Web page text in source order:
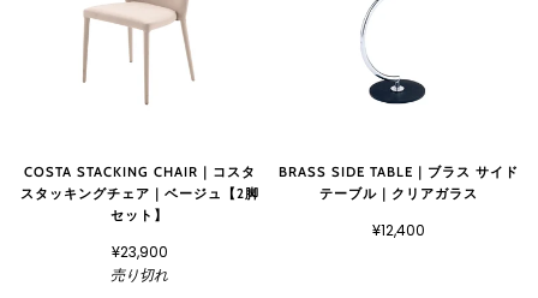
COSTA STACKING CHAIR｜コスタ
スタッキングチェア｜ベージュ【2脚
セット】
¥23,900
売り切れ
BRASS SIDE TABLE｜ブラス サイド
テーブル｜クリアガラス
¥12,400